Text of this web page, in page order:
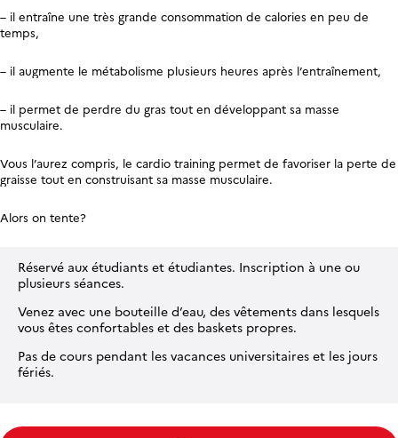
– il entraîne une très grande consommation de calories en peu de
temps,
– il augmente le métabolisme plusieurs heures après l’entraînement,
– il permet de perdre du gras tout en développant sa masse
musculaire.
Vous l’aurez compris, le cardio training permet de favoriser la perte de
graisse tout en construisant sa masse musculaire.
Alors on tente?
Réservé aux étudiants et étudiantes. Inscription à une ou
plusieurs séances.
Venez avec une bouteille d’eau, des vêtements dans lesquels
vous êtes confortables et des baskets propres.
Pas de cours pendant les vacances universitaires et les jours
fériés.